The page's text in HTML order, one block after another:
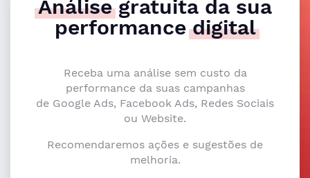
Análisegratuita da sua
performancedigital
Receba uma análise sem custo da
performance da suas campanhas
de Google Ads, Facebook Ads, Redes Sociais
ou Website.
Recomendaremos ações e sugestões de
melhoria.